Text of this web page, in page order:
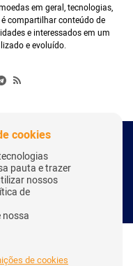
em geral, tecnologias,
compartilhar conteúdo de
e interessados em um
e evoluído.
Direitos Reservados
Correa
cookies
pauta e trazer
nossos
de
de cookies